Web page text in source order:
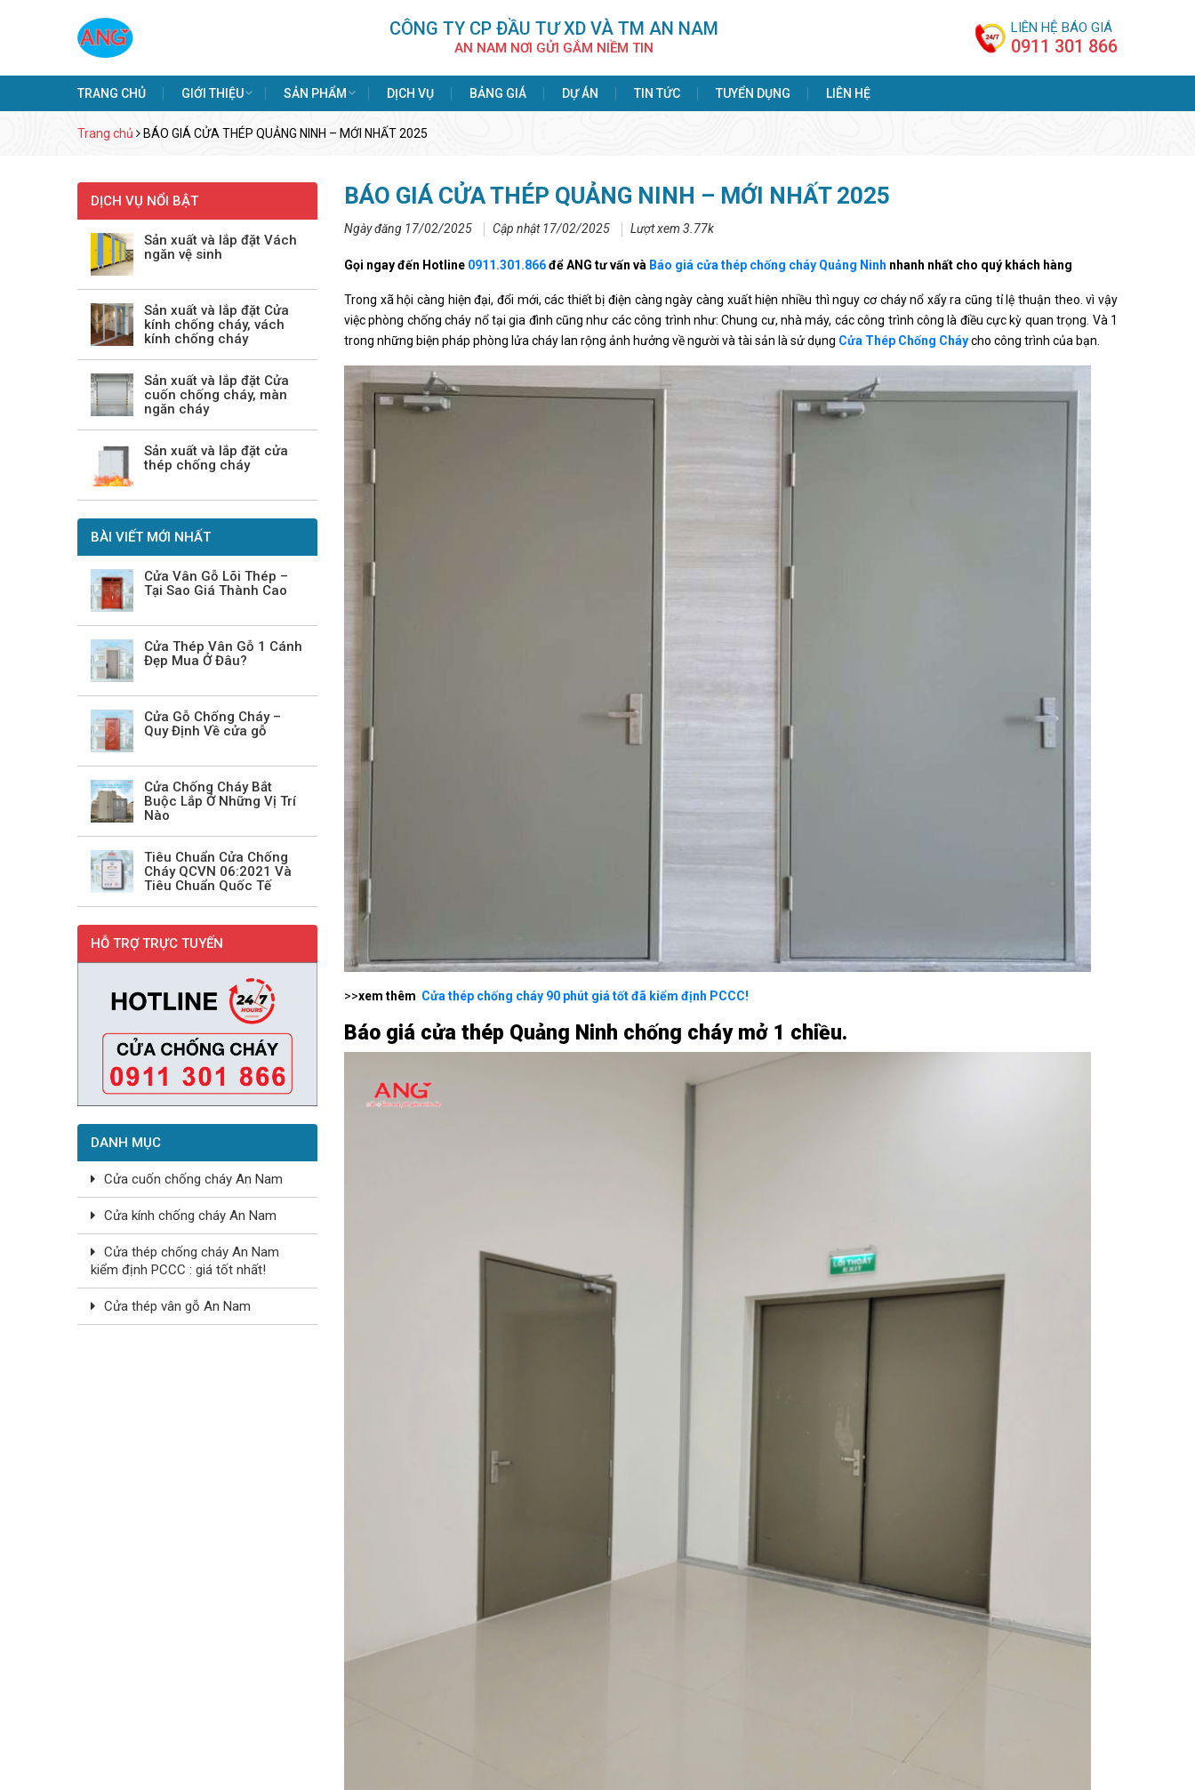
CÔNG TY CP ÐẦU TƯ XD VÀ TM AN NAM
AN NAM NƠI GỬI GẮM NIỀM TIN
LIÊN HỆ BÁO GIÁ
0911 301 866
TRANG CHỦ GIỚI THIỆU SẢN PHẨM DỊCH VỤ BẢNG GIÁ DỰ ÁN TIN TỨC TUYỂN DỤNG LIÊN HỆ
Trang chủ BÁO GIÁ CỬA THÉP QUẢNG NINH – MỚI NHẤT 2025
DỊCH VỤ NỔI BẬT
Sản xuất và lắp đặt Vách
ngăn vệ sinh
Sản xuất và lắp đặt Cửa
kính chống cháy, vách
kính chống cháy
Sản xuất và lắp đặt Cửa
cuốn chống cháy, màn
ngăn cháy
Sản xuất và lắp đặt cửa
thép chống cháy
BÀI VIẾT MỚI NHẤT
Cửa Vân Gỗ Lõi Thép –
Tại Sao Giá Thành Cao
Cửa Thép Vân Gỗ 1 Cánh
Đẹp Mua Ở Đâu?
Cửa Gỗ Chống Cháy –
Quy Định Về cửa gỗ
Cửa Chống Cháy Bắt
Buộc Lắp Ở Những Vị Trí
Nào
Tiêu Chuẩn Cửa Chống
Cháy QCVN 06:2021 Và
Tiêu Chuẩn Quốc Tế
HỖ TRỢ TRỰC TUYẾN
DANH MỤC
Cửa cuốn chống cháy An Nam
Cửa kính chống cháy An Nam
Cửa thép chống cháy An Nam
kiểm định PCCC : giá tốt nhất!
Cửa thép vân gỗ An Nam
BÁO GIÁ CỬA THÉP QUẢNG NINH – MỚI NHẤT 2025
Ngày đăng 17/02/2025 Cập nhật 17/02/2025 Lượt xem 3.77k
Gọi ngay đến Hotline 0911.301.866để ANG tư vấn và Báo giá cửa thép chống cháy Quảng Ninh nhanh nhất cho quý khách hàng
Trong xã hội càng hiện đại, đổi mới, các thiết bị điện càng ngày càng xuất hiện nhiều thì nguy cơ cháy nổ xẩy ra cũng tỉ lệ thuận theo. vì vậy
việc phòng chống cháy nổ tại gia đình cũng như các công trình như: Chung cư, nhà máy, các công trình công là điều cực kỳ quan trọng. Và 1
trong những biện pháp phòng lửa cháy lan rộng ảnh hưởng về người và tài sản là sử dụng Cửa Thép Chống Cháycho công trình của bạn.
>>xem thêm Cửa thép chống cháy 90 phút giá tốt đã kiểm định PCCC!
Báo giá cửa thép Quảng Ninh chống cháy mở 1 chiều.